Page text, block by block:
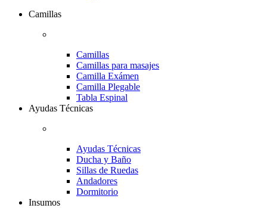
Camillas
Camillas
Camillas para masajes
Camilla Exámen
Camilla Plegable
Tabla Espinal
Ayudas Técnicas
Ayudas Técnicas
Ducha y Baño
Sillas de Ruedas
Andadores
Dormitorio
Insumos